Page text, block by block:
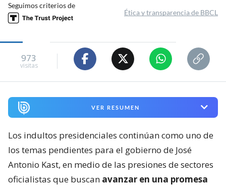
Seguimos criterios de
Ética y transparencia de BBCL
973
visitas
VER RESUMEN
Los indultos presidenciales continúan como uno de
los temas pendientes para el gobierno de José
Antonio Kast, en medio de las presiones de sectores
oficialistas que buscan avanzar en una promesa